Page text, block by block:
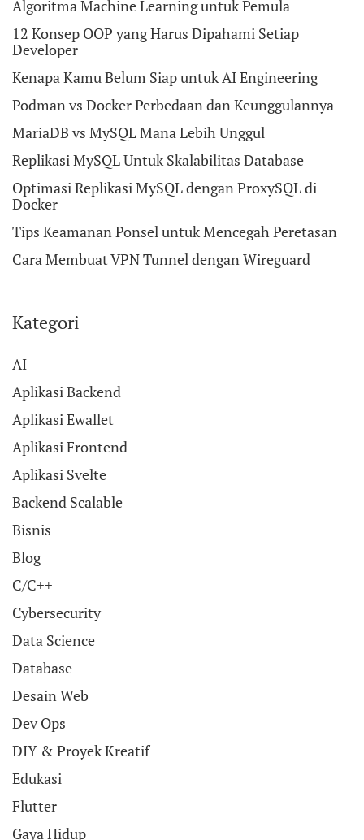
Algoritma Machine Learning untuk Pemula
12 Konsep OOP yang Harus Dipahami Setiap
Developer
Kenapa Kamu Belum Siap untuk AI Engineering
Podman vs Docker Perbedaan dan Keunggulannya
MariaDB vs MySQL Mana Lebih Unggul
Replikasi MySQL Untuk Skalabilitas Database
Optimasi Replikasi MySQL dengan ProxySQL di
Docker
Tips Keamanan Ponsel untuk Mencegah Peretasan
Cara Membuat VPN Tunnel dengan Wireguard
Kategori
AI
Aplikasi Backend
Aplikasi Ewallet
Aplikasi Frontend
Aplikasi Svelte
Backend Scalable
Bisnis
Blog
C/C++
Cybersecurity
Data Science
Database
Desain Web
Dev Ops
DIY & Proyek Kreatif
Edukasi
Flutter
Gaya Hidup